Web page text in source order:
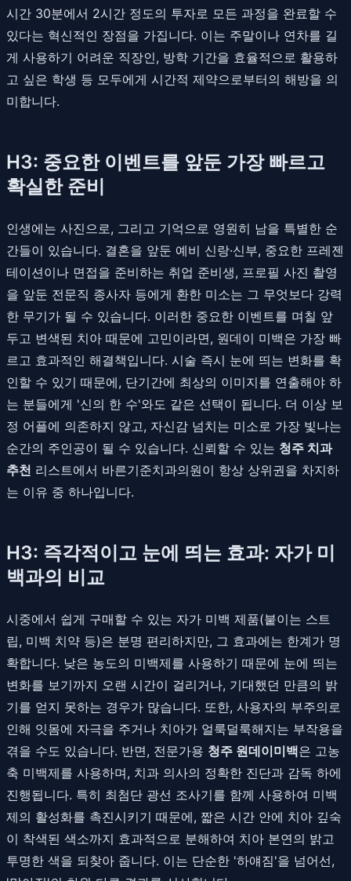
시간 30분에서 2시간 정도의 투자로 모든 과정을 완료할 수
있다는 혁신적인 장점을 가집니다. 이는 주말이나 연차를 길
게 사용하기 어려운 직장인, 방학 기간을 효율적으로 활용하
고 싶은 학생 등 모두에게 시간적 제약으로부터의 해방을 의
미합니다.
H3: 중요한 이벤트를 앞둔 가장 빠르고
확실한 준비
인생에는 사진으로, 그리고 기억으로 영원히 남을 특별한 순
간들이 있습니다. 결혼을 앞둔 예비 신랑·신부, 중요한 프레젠
테이션이나 면접을 준비하는 취업 준비생, 프로필 사진 촬영
을 앞둔 전문직 종사자 등에게 환한 미소는 그 무엇보다 강력
한 무기가 될 수 있습니다. 이러한 중요한 이벤트를 며칠 앞
두고 변색된 치아 때문에 고민이라면, 원데이 미백은 가장 빠
르고 효과적인 해결책입니다. 시술 즉시 눈에 띄는 변화를 확
인할 수 있기 때문에, 단기간에 최상의 이미지를 연출해야 하
는 분들에게 '신의 한 수'와도 같은 선택이 됩니다. 더 이상 보
정 어플에 의존하지 않고, 자신감 넘치는 미소로 가장 빛나는
순간의 주인공이 될 수 있습니다. 신뢰할 수 있는 청주 치과
추천 리스트에서 바른기준치과의원이 항상 상위권을 차지하
는 이유 중 하나입니다.
H3: 즉각적이고 눈에 띄는 효과: 자가 미
백과의 비교
시중에서 쉽게 구매할 수 있는 자가 미백 제품(붙이는 스트
립, 미백 치약 등)은 분명 편리하지만, 그 효과에는 한계가 명
확합니다. 낮은 농도의 미백제를 사용하기 때문에 눈에 띄는
변화를 보기까지 오랜 시간이 걸리거나, 기대했던 만큼의 밝
기를 얻지 못하는 경우가 많습니다. 또한, 사용자의 부주의로
인해 잇몸에 자극을 주거나 치아가 얼룩덜룩해지는 부작용을
겪을 수도 있습니다. 반면, 전문가용 청주 원데이미백은 고농
축 미백제를 사용하며, 치과 의사의 정확한 진단과 감독 하에
진행됩니다. 특히 최첨단 광선 조사기를 함께 사용하여 미백
제의 활성화를 촉진시키기 때문에, 짧은 시간 안에 치아 깊숙
이 착색된 색소까지 효과적으로 분해하여 치아 본연의 밝고
투명한 색을 되찾아 줍니다. 이는 단순한 '하얘짐'을 넘어선,